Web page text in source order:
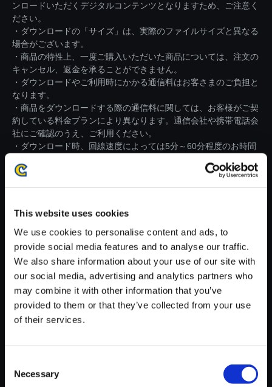
This website uses cookies
We use cookies to personalise content and ads, to
provide social media features and to analyse our traffic.
We also share information about your use of our site with
our social media, advertising and analytics partners who
may combine it with other information that you’ve
provided to them or that they’ve collected from your use
of their services.
Selection
Necessary
ンロードいただくデジタルコンテンツとなりますため、ご注意く
ださい。
・ダウンロードの「サイズ」は、実際のファイルサイズと異なる
場合がございます。
・商品の特性上、一度ご購入いただいた商品については、注文の
キャンセル、返金を承ることができません。
・ダウンロードやご利用時にかかる通信料はお客さまのご負担と
なります。
・商品をダウンロードする際の通信料に関しては、お客様がご契
約している料金プランにより異なります。通信会社や携帯電話会
社にご確認のうえ、ご利用ください。
・ダウンロード時、回線速度によっては5分～60分程度のお時間
※ご購入いただいたファイルのダウンロードの際には、通信環境
【単曲】ロックマン3 サウンド
コレクション Dr．WILY STAGE
2